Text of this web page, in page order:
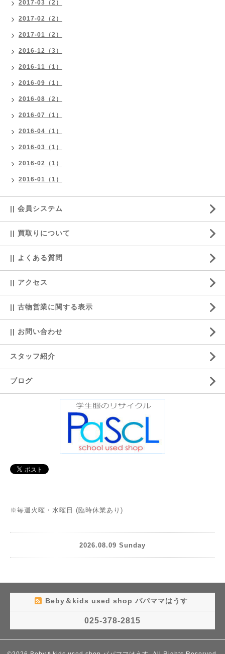
2017-03（2）
2017-02（2）
2017-01（2）
2016-12（3）
2016-11（1）
2016-09（1）
2016-08（2）
2016-07（1）
2016-04（1）
2016-03（1）
2016-02（1）
2016-01（1）
|| 会員システム
|| 買取りについて
|| よくある質問
|| アクセス
|| 古物営業に関する表示
|| お問い合わせ
スタッフ紹介
ブログ
※毎週火曜・水曜日 (臨時休業あり)
2026.08.09 Sunday
Beby＆kids used shop パパママはうす
025-378-2815